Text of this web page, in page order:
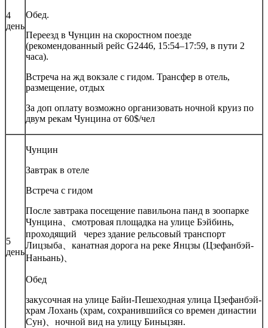
4
день
Обед.
Переезд в Чунцин на скоростном поезде
(рекомендованный рейс G2446, 15:54–17:59, в пути 2
часа).
Встреча на жд вокзале с гидом. Трансфер в отель,
размещение, отдых
За доп оплату возможно организовать ночной круиз по
двум рекам Чунцина от 60$/чел
5
день
Чунцин
Завтрак в отеле
Встреча с гидом
После завтрака посещение павильона панд в зоопарке
Чунцина、смотровая площадка на улице Бэйбинь,
проходящий через здание рельсовый транспорт
Лицзыба、канатная дорога на реке Янцзы (Цзефанбэй-
Наньань)、
Обед
закусочная на улице Байи-Пешеходная улица Цзефанбэй-
храм Лохань (храм, сохранившийся со времен династии
Сун)、ночной вид на улицу Биньцзян.